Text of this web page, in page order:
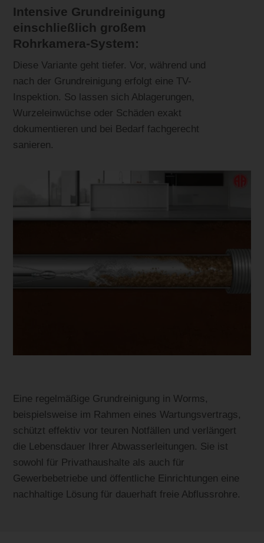
Intensive Grundreinigung
einschließlich großem
Rohrkamera-System:
Diese Variante geht tiefer. Vor, während und
nach der Grundreinigung erfolgt eine TV-
Inspektion. So lassen sich Ablagerungen,
Wurzeleinwüchse oder Schäden exakt
dokumentieren und bei Bedarf fachgerecht
sanieren.
Eine regelmäßige Grundreinigung in Worms,
beispielsweise im Rahmen eines Wartungsvertrags,
schützt effektiv vor teuren Notfällen und verlängert
die Lebensdauer Ihrer Abwasserleitungen. Sie ist
sowohl für Privathaushalte als auch für
Gewerbebetriebe und öffentliche Einrichtungen eine
nachhaltige Lösung für dauerhaft freie Abflussrohre.